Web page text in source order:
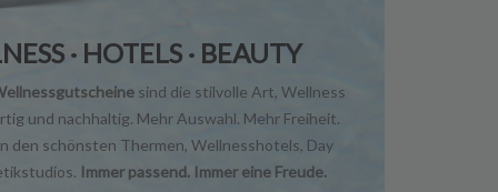
· HOTELS · BEAUTY
sind die stilvolle Art, Wellness
und nachhaltig. Mehr Auswahl. Mehr Freiheit.
den schönsten Thermen, Wellnesshotels, Day
Immer passend. Immer eine Freude.